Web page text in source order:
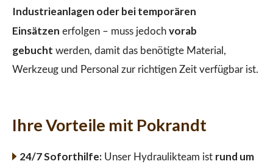
Industrieanlagen oder bei temporären
Einsätzen erfolgen – muss jedoch vorab
gebucht werden, damit das benötigte Material,
Werkzeug und Personal zur richtigen Zeit verfügbar ist.
Ihre Vorteile mit Pokrandt
24/7 Soforthilfe:Unser Hydraulikteam ist rund um